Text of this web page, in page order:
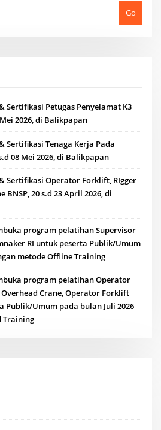
Go
Sertifikasi Petugas Penyelamat K3
2026, di Balikpapan
Sertifikasi Tenaga Kerja Pada
08 Mei 2026, di Balikpapan
Sertifikasi Operator Forklift, RIgger
20 s.d 23 April 2026, di
program pelatihan Supervisor
RI untuk peserta Publik/Umum
metode Offline Training
program pelatihan Operator
Crane, Operator Forklift
Publik/Umum pada bulan Juli 2026
Training